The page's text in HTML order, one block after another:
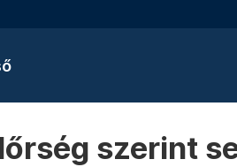
szerint